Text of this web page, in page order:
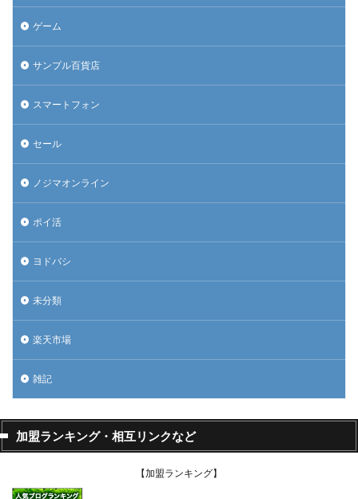
ゲーム
サンプル百貨店
スマートフォン
セール
ノジマオンライン
ポイ活
ヨドバシ
未分類
楽天市場
雑記
加盟ランキング・相互リンクなど
【加盟ランキング】